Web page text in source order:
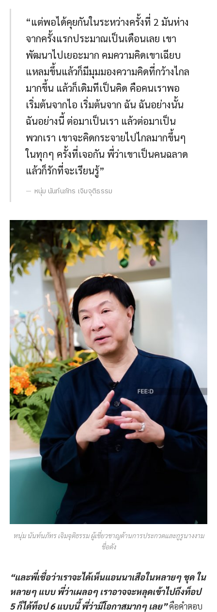
“แต่พอได้คุยกันในระหว่างครั้งที่ 2 มันห่าง
จากครั้งแรกประมาณเป็นเดือนเลย เขา
พัฒนาไปเยอะมาก คมความคิดเขาเฉียบ
แหลมขึ้นแล้วก็มีมุมมองความคิดที่กว้างไกล
มากขึ้น แล้วก็เดิมทีเป็นคิด คือคนเราพอ
เริ่มต้นจากไอ เริ่มต้นจาก ฉัน ฉันอย่างนั้น
ฉันอย่างนี้ ต่อมาเป็นเรา แล้วต่อมาเป็น
พวกเรา เขาจะคิดกระจายไปไกลมากขึ้นๆ
ในทุกๆ ครั้งที่เจอกัน พี่ว่าเขาเป็นคนฉลาด
แล้วก็รักที่จะเรียนรู้”
หนุ่ม นันท์นภัทร เจิมจุติธรรม
หนุ่ม นันท์นภัทร เจิมจุติธรรม ผู้เชี่ยวชาญด้านการประกวดและกูรูนางงาม
ชื่อดัง
“และพี่เชื่อว่าเราจะได้เห็นแอนนาเสือในหลายๆ ชุด ใน
หลายๆ แบบ พี่ว่าเผลอๆ เราอาจจะหลุดเข้าไปถึงท็อป
5 ก็ได้ท็อป 6 แบบนี้ พี่ว่ามีโอกาสมากๆ เลย”คือคำตอบ